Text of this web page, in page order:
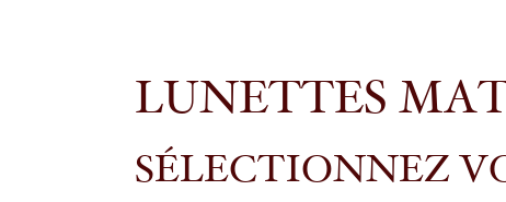
LUNETTES
SÉLECTIONNEZ